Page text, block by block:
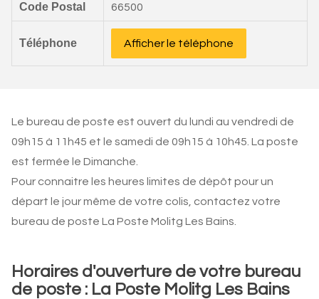
Code Postal 66500
Téléphone Afficher le téléphone
Le bureau de poste est ouvert du lundi au vendredi de
09h15 à 11h45 et le samedi de 09h15 à 10h45. La poste
est fermée le Dimanche.
Pour connaitre les heures limites de dépôt pour un
départ le jour même de votre colis, contactez votre
bureau de poste La Poste Molitg Les Bains.
Horaires d'ouverture de votre bureau
de poste : La Poste Molitg Les Bains